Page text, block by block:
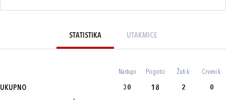
STATISTIKA UTAKMICE
Nastupi Pogotci Žuti k. Crveni k.
UKUPNO 30 18 2 0